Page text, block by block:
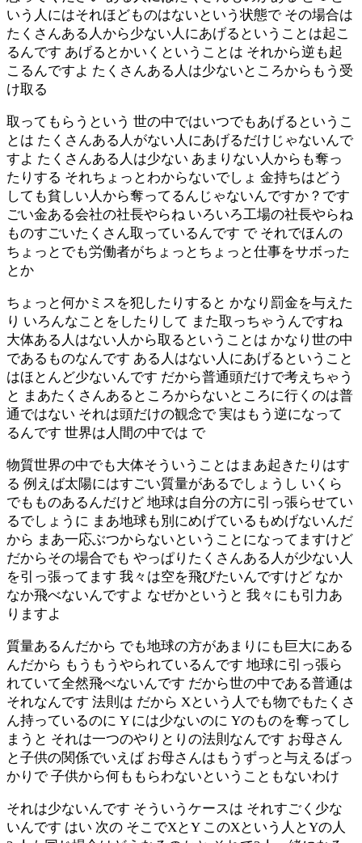
いう人にはそれほどものはないという状態で その場合は
たくさんある人から少ない人にあげるということは起こ
るんです あげるとかいくということは それから逆も起
こるんですよ たくさんある人は少ないところからもう受
け取る
取ってもらうという 世の中ではいつでもあげるというこ
とは たくさんある人がない人にあげるだけじゃないんで
すよ たくさんある人は少ない あまりない人からも奪っ
たりする それちょっとわからないでしょ 金持ちはどう
しても貧しい人から奪ってるんじゃないんですか？です
ごい金ある会社の社長やらね いろいろ工場の社長やらね
ものすごいたくさん取っているんです で それでほんの
ちょっとでも労働者がちょっとちょっと仕事をサボった
とか
ちょっと何かミスを犯したりすると かなり罰金を与えた
り いろんなことをしたりして また取っちゃうんですね
大体ある人はない人から取るということは かなり世の中
であるものなんです ある人はない人にあげるということ
はほとんど少ないんです だから普通頭だけで考えちゃう
と まあたくさんあるところからないところに行くのは普
通ではない それは頭だけの観念で 実はもう逆になって
るんです 世界は人間の中では で
物質世界の中でも大体そういうことはまあ起きたりはす
る 例えば太陽にはすごい質量があるでしょうし いくら
でもものあるんだけど 地球は自分の方に引っ張らせてい
るでしょうに まあ地球も別にめげているもめげないんだ
から まあ一応ぶつからないということになってますけど
だからその場合でも やっぱりたくさんある人が少ない人
を引っ張ってます 我々は空を飛びたいんですけど なか
なか飛べないんですよ なぜかというと 我々にも引力あ
りますよ
質量あるんだから でも地球の方があまりにも巨大にある
んだから もうもうやられているんです 地球に引っ張ら
れていて全然飛べないんです だから世の中である普通は
それなんです 法則は だから Xという人でも物でもたくさ
ん持っているのに Y には少ないのに Yのものを奪ってし
まうと それは一つのやりとりの法則なんです お母さん
と子供の関係でいえば お母さんはもうずっと与えるばっ
かりで 子供から何ももらわないということもないわけ
それは少ないんです そういうケースは それすごく少な
いんです はい 次の そこでXとY このXという人とYの人